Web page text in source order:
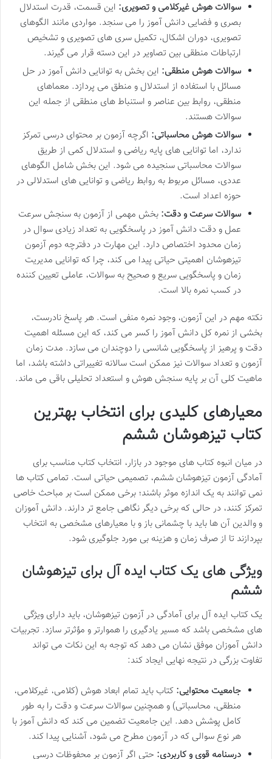
سوالات هوش غیرکلامی و تصویری: این قسمت، قدرت استدلال
بصری و فضایی دانش آموز را می سنجد. مواردی مانند الگوهای
تصویری، دوران اشکال، تکمیل سری های تصویری و تشخیص
ارتباطات منطقی بین تصاویر در این دسته قرار می گیرند.
سوالات هوش منطقی: این بخش به توانایی دانش آموز در حل
مسائل با استفاده از استدلال و منطق می پردازد. معماهای
منطقی، روابط بین عناصر و استنباط های منطقی از جمله این
سوالات هستند.
سوالات هوش محاسباتی: اگرچه آزمون بر محتوای درسی تمرکز
ندارد، اما توانایی های پایه ریاضی و استدلال کمی از طریق
سوالات محاسباتی سنجیده می شود. این بخش شامل الگوهای
عددی، مسائل مربوط به روابط ریاضی و توانایی های استدلالی در
حوزه اعداد است.
سوالات سرعت و دقت: بخش مهمی از آزمون به سنجش سرعت
عمل و دقت دانش آموز در پاسخگویی به تعداد زیادی سوال در
زمان محدود اختصاص دارد. این مهارت در دفترچه دوم آزمون
تیزهوشان اهمیتی حیاتی پیدا می کند، چرا که توانایی مدیریت
زمان و پاسخگویی سریع و صحیح به سوالات، عاملی تعیین کننده
در کسب نمره بالا است.
نکته مهم در این آزمون، وجود نمره منفی است. هر پاسخ نادرست،
بخشی از نمره کل دانش آموز را کسر می کند، که این مسئله اهمیت
دقت و پرهیز از پاسخگویی شانسی را دوچندان می سازد. مدت زمان
آزمون و تعداد سوالات نیز ممکن است سالانه تغییراتی داشته باشد، اما
ماهیت کلی آن بر پایه سنجش هوش و استعداد تحلیلی باقی می ماند.
معیارهای کلیدی برای انتخاب بهترین
کتاب تیزهوشان ششم
در میان انبوه کتاب های موجود در بازار، انتخاب کتاب مناسب برای
آمادگی آزمون تیزهوشان ششم، تصمیمی حیاتی است. تمامی کتاب ها
نمی توانند به یک اندازه موثر باشند؛ برخی ممکن است بر مباحث خاصی
تمرکز کنند، در حالی که برخی دیگر نگاهی جامع تر دارند. دانش آموزان
و والدین آن ها باید با چشمانی باز و با معیارهای مشخصی به انتخاب
بپردازند تا از صرف زمان و هزینه بی مورد جلوگیری شود.
ویژگی های یک کتاب ایده آل برای تیزهوشان
ششم
یک کتاب ایده آل برای آمادگی در آزمون تیزهوشان، باید دارای ویژگی
های مشخصی باشد که مسیر یادگیری را هموارتر و مؤثرتر سازد. تجربیات
دانش آموزان موفق نشان می دهد که توجه به این نکات می تواند
تفاوت بزرگی در نتیجه نهایی ایجاد کند:
جامعیت محتوایی: کتاب باید تمام ابعاد هوش (کلامی، غیرکلامی،
منطقی، محاسباتی) و همچنین سوالات سرعت و دقت را به طور
کامل پوشش دهد. این جامعیت تضمین می کند که دانش آموز با
هر نوع سوالی که در آزمون مطرح می شود، آشنایی پیدا کند.
درسنامه قوی و کاربردی: حتی اگر آزمون بر محفوظات درسی